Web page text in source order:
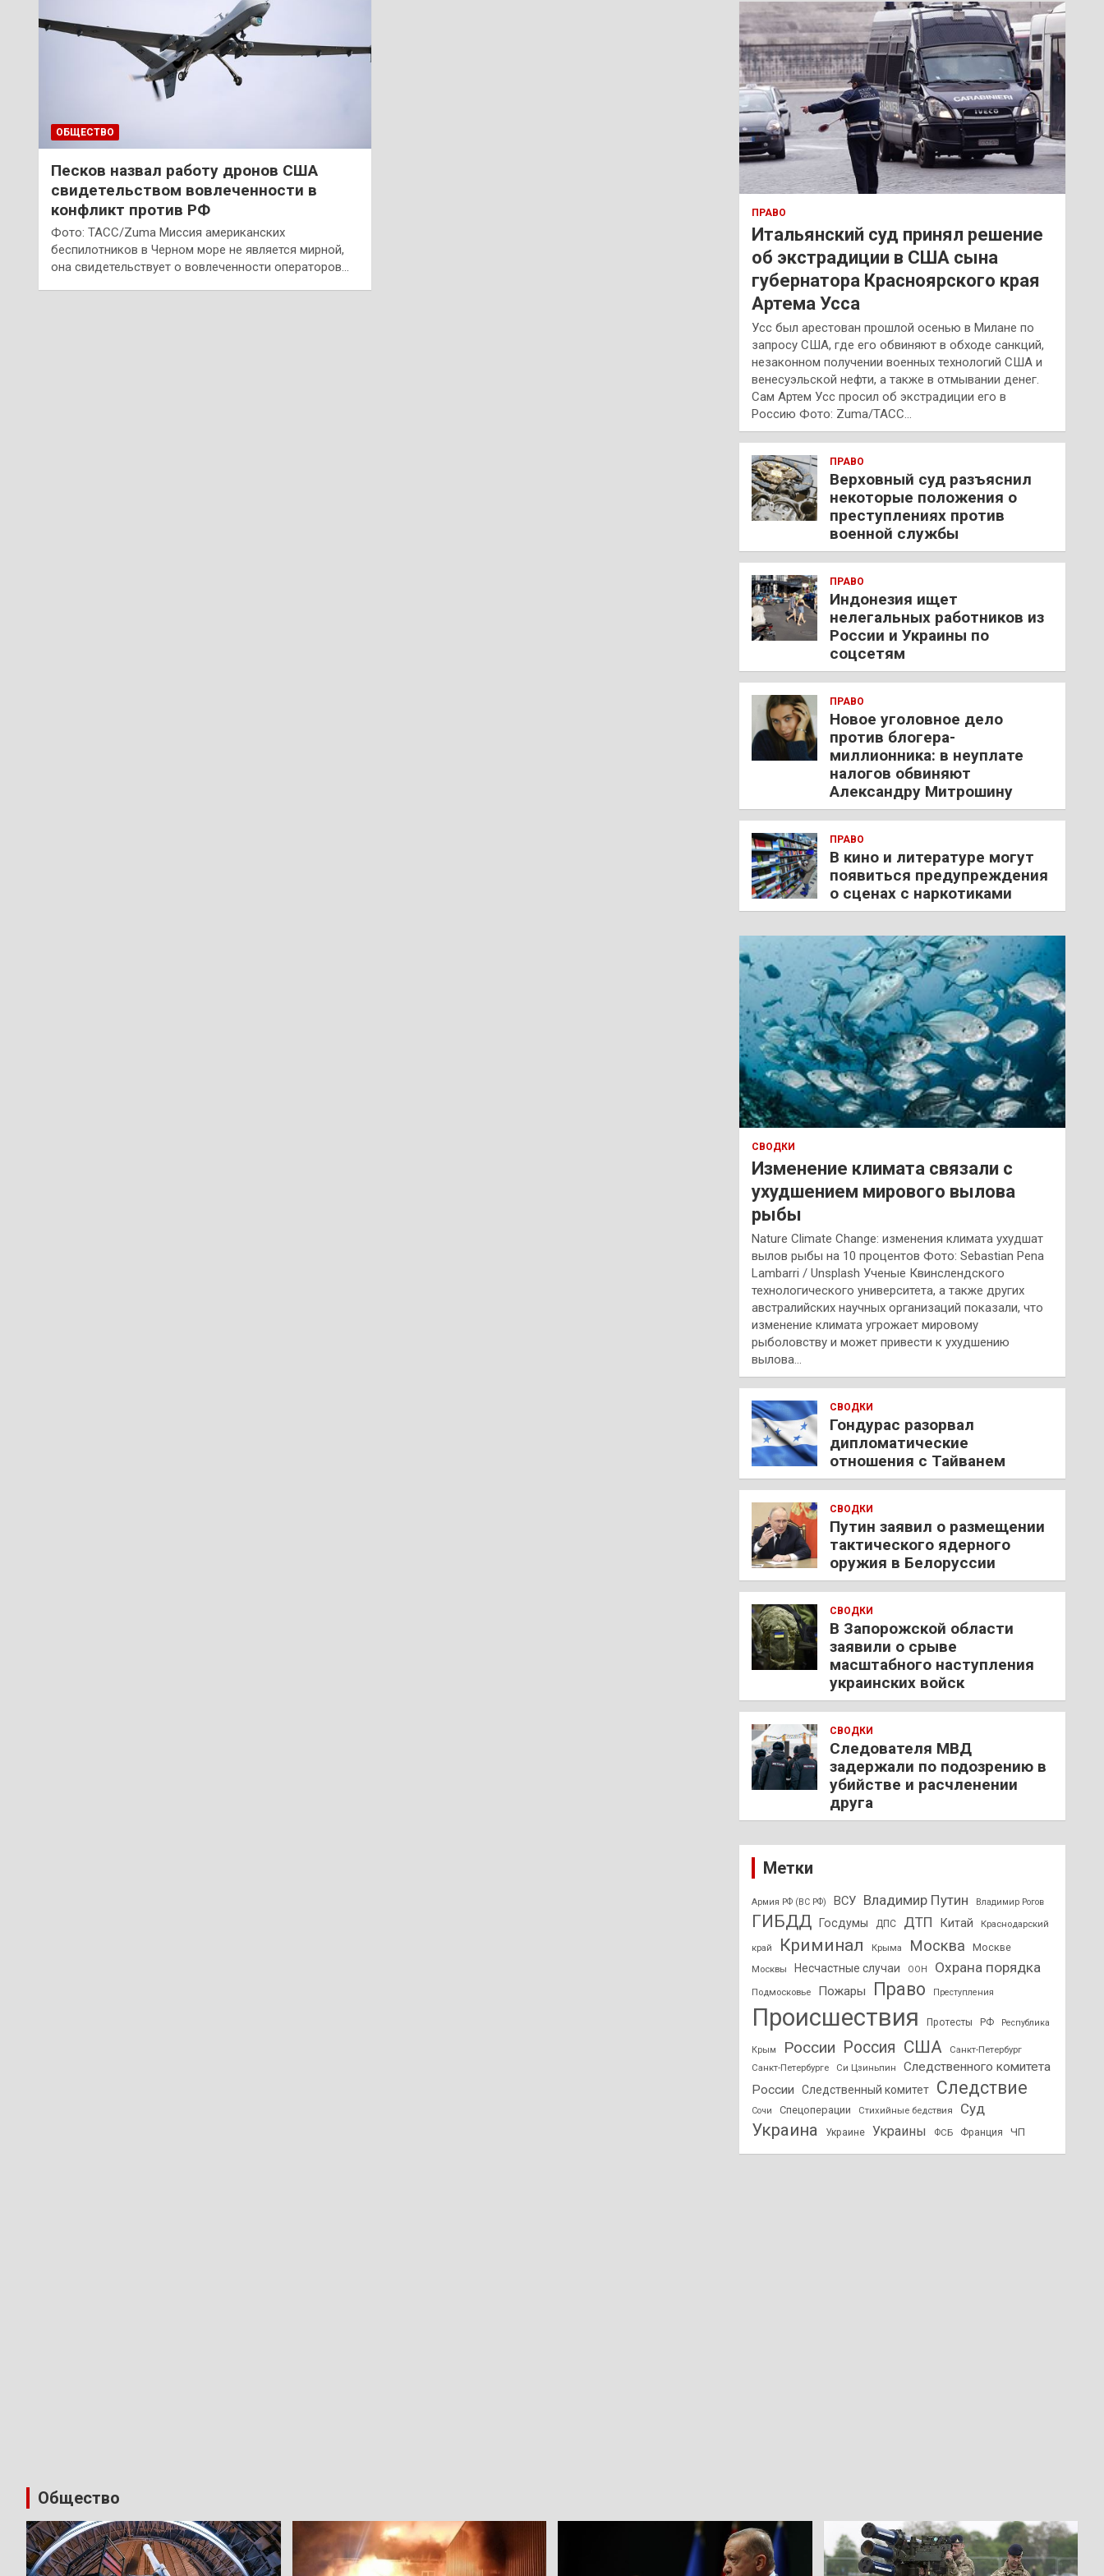
ОБЩЕСТВО
Песков назвал работу дронов США
свидетельством вовлеченности в
конфликт против РФ
Фото: ТАСС/Zuma Миссия американских
беспилотников в Черном море не является мирной,
она свидетельствует о вовлеченности операторов…
к
ПРАВО
Итальянский суд принял решение
об экстрадиции в США сына
губернатора Красноярского края
Артема Усса
Усс был арестован прошлой осенью в Милане по
запросу США, где его обвиняют в обходе санкций,
незаконном получении военных технологий США и
венесуэльской нефти, а также в отмывании денег.
Сам Артем Усс просил об экстрадиции его в
Россию Фото: Zuma/ТАСС…
ПРАВО
Верховный суд разъяснил
некоторые положения о
преступлениях против
военной службы
ПРАВО
Индонезия ищет
нелегальных работников из
России и Украины по
соцсетям
ПРАВО
Новое уголовное дело
против блогера-
миллионника: в неуплате
налогов обвиняют
Александру Митрошину
ПРАВО
В кино и литературе могут
появиться предупреждения
о сценах с наркотиками
СВОДКИ
Изменение климата связали с
ухудшением мирового вылова
рыбы
Nature Climate Change: изменения климата ухудшат
вылов рыбы на 10 процентов Фото: Sebastian Pena
Lambarri / Unsplash Ученые Квинслендского
технологического университета, а также других
австралийских научных организаций показали, что
изменение климата угрожает мировому
рыболовству и может привести к ухудшению
вылова…
СВОДКИ
Гондурас разорвал
дипломатические
отношения с Тайванем
СВОДКИ
Путин заявил о размещении
тактического ядерного
оружия в Белоруссии
СВОДКИ
В Запорожской области
заявили о срыве
масштабного наступления
украинских войск
СВОДКИ
Следователя МВД
задержали по подозрению в
убийстве и расчленении
друга
Метки
Армия РФ (ВС РФ) ВСУ Владимир Путин Владимир Рогов
ГИБДД Госдумы ДПС ДТП Китай Краснодарский
край Криминал Крыма Москва Москве
Москвы Несчастные случаи ООН Охрана порядка
Подмосковье Пожары Право Преступления
Происшествия Протесты РФ Республика
Крым России Россия США
Санкт-Петербург
Санкт-Петербурге
Си Цзиньпин
Следственного комитета
России
Следственный комитет Следствие
Сочи Спецоперации Стихийные бедствия Суд
Украина Украине Украины ФСБ Франция ЧП
Общество